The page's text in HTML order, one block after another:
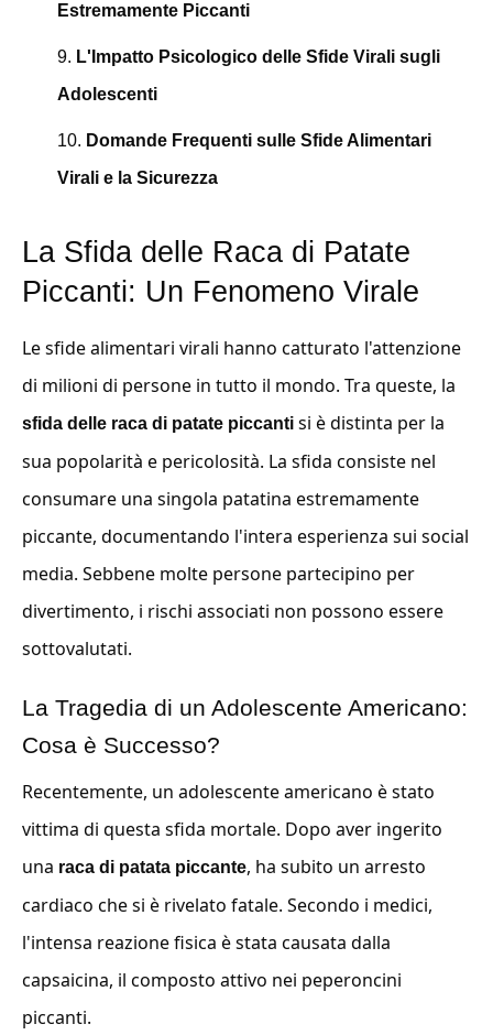
Estremamente Piccanti
L'Impatto Psicologico delle Sfide Virali sugli
Adolescenti
Domande Frequenti sulle Sfide Alimentari
Virali e la Sicurezza
La Sfida delle Raca di Patate
Piccanti: Un Fenomeno Virale
Le sfide alimentari virali hanno catturato l'attenzione
di milioni di persone in tutto il mondo. Tra queste, la
sfida delle raca di patate piccanti si è distinta per la
sua popolarità e pericolosità. La sfida consiste nel
consumare una singola patatina estremamente
piccante, documentando l'intera esperienza sui social
media. Sebbene molte persone partecipino per
divertimento, i rischi associati non possono essere
sottovalutati.
La Tragedia di un Adolescente Americano:
Cosa è Successo?
Recentemente, un adolescente americano è stato
vittima di questa sfida mortale. Dopo aver ingerito
una raca di patata piccante, ha subito un arresto
cardiaco che si è rivelato fatale. Secondo i medici,
l'intensa reazione fisica è stata causata dalla
capsaicina, il composto attivo nei peperoncini
piccanti.